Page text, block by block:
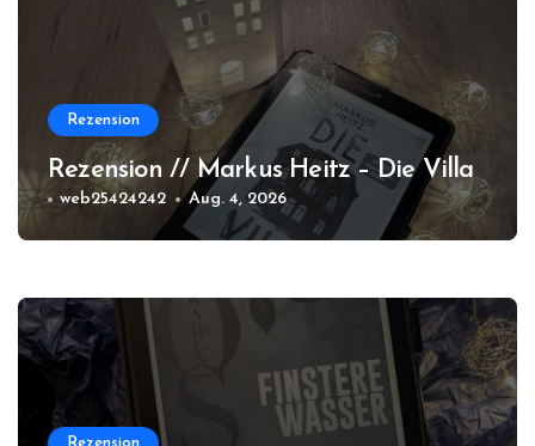
Rezension
Rezension // Markus Heitz – Die Villa
web25424242 Aug. 4, 2026